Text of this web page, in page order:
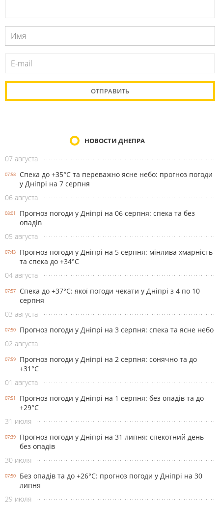
НОВОСТИ ДНЕПРА
07 августа
07:58
Спека до +35°С та переважно ясне небо: прогноз погоди
у Дніпрі на 7 серпня
06 августа
08:01
Прогноз погоди у Дніпрі на 06 серпня: спека та без
опадів
05 августа
07:43
Прогноз погоди у Дніпрі на 5 серпня: мінлива хмарність
та спека до +34°С
04 августа
07:57
Спека до +37°С: якої погоди чекати у Дніпрі з 4 по 10
серпня
03 августа
07:50
Прогноз погоди у Дніпрі на 3 серпня: спека та ясне небо
02 августа
07:59
Прогноз погоди у Дніпрі на 2 серпня: сонячно та до
+31°С
01 августа
07:51
Прогноз погоди у Дніпрі на 1 серпня: без опадів та до
+29°С
31 июля
07:39
Прогноз погоди у Дніпрі на 31 липня: спекотний день
без опадів
30 июля
07:50
Без опадів та до +26°С: прогноз погоди у Дніпрі на 30
липня
29 июля